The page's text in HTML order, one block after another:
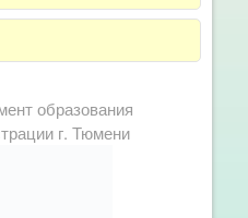
образования
г. Тюмени